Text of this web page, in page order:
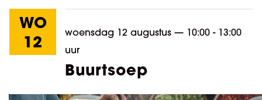
WO
12
woensdag 12 augustus — 10:00 - 13:00
uur
Buurtsoep